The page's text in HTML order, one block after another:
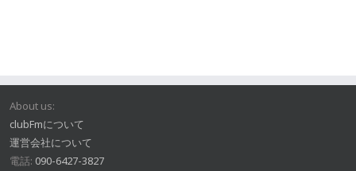
About us:
clubFmについて
運営会社について
電話: 090-6427-3827